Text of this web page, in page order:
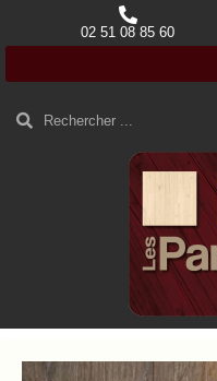
02 51 08 85 60